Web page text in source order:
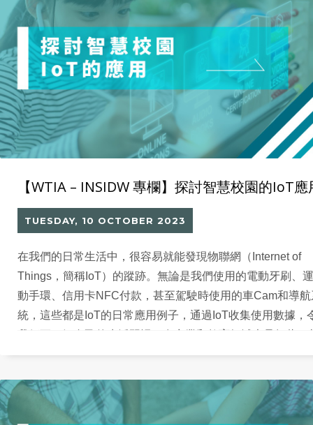
【WTIA – INSIDW 專欄】探討智慧校園的IoT應
TUESDAY, 10 OCTOBER 2023
在我們的日常生活中，很容易就能發現物聯網（Internet of
Things，簡稱IoT）的蹤跡。無論是我們使用的電動牙刷、運
動手環、信用卡NFC付款，甚至駕駛時使用的車Cam和導航
統，這些都是IoT的日常應用例子，通過IoT收集使用數據，
實現時IoT已在商業社會中大放異彩，各行各業已在應用IoT
率。而要打造智慧校園，更應該從IoT著手。